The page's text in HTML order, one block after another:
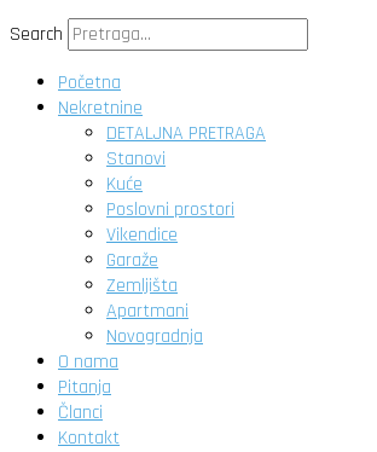
Search
Početna
Nekretnine
DETALJNA PRETRAGA
Stanovi
Kuće
Poslovni prostori
Vikendice
Garaže
Zemljišta
Apartmani
Novogradnja
O nama
Pitanja
Članci
Kontakt